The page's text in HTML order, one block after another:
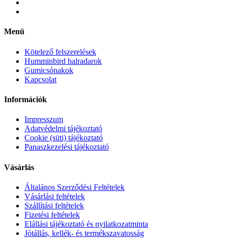
Menü
Kötelező felszerelések
Humminbird halradarok
Gumicsónakok
Kapcsolat
Információk
Impresszum
Adatvédelmi tájékoztató
Cookie (süti) tájékoztató
Panaszkezelési tájékoztató
Vásárlás
Általános Szerződési Feltételek
Vásárlási feltételek
Szállítási feltételek
Fizetési feltételek
Elállási tájékoztató és nyilatkozatminta
Jótállás, kellék- és termékszavatosság